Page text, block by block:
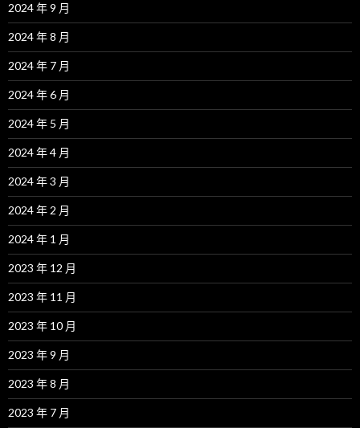
2024 年 9 月
2024 年 8 月
2024 年 7 月
2024 年 6 月
2024 年 5 月
2024 年 4 月
2024 年 3 月
2024 年 2 月
2024 年 1 月
2023 年 12 月
2023 年 11 月
2023 年 10 月
2023 年 9 月
2023 年 8 月
2023 年 7 月